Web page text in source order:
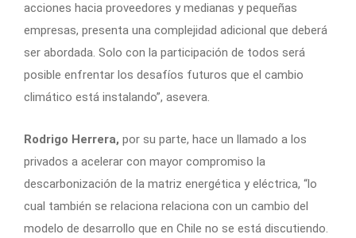
acciones hacia proveedores y medianas y pequeñas
empresas, presenta una complejidad adicional que deberá
ser abordada. Solo con la participación de todos será
posible enfrentar los desafíos futuros que el cambio
climático está instalando”, asevera.
Rodrigo Herrera, por su parte, hace un llamado a los
privados a acelerar con mayor compromiso la
descarbonización de la matriz energética y eléctrica, “lo
cual también se relaciona relaciona con un cambio del
modelo de desarrollo que en Chile no se está discutiendo.